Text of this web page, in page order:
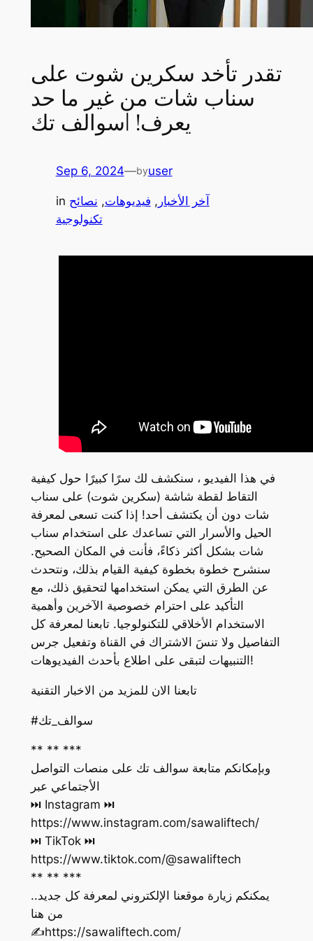
تقدر تأخد سكرين شوت على
سناب شات من غير ما حد
يعرف! |سوالف تك
Sep 6, 2024—byuser
in آخر الأخبار , فيديوهات, نصائح
تكنولوجية
في هذا الفيديو ، سنكشف لك سرًا كبيرًا حول كيفية
التقاط لقطة شاشة (سكرين شوت) على سناب
شات دون أن يكتشف أحد! إذا كنت تسعى لمعرفة
الحيل والأسرار التي تساعدك على استخدام سناب
شات بشكل أكثر ذكاءً، فأنت في المكان الصحيح.
سنشرح خطوة بخطوة كيفية القيام بذلك، ونتحدث
عن الطرق التي يمكن استخدامها لتحقيق ذلك، مع
التأكيد على احترام خصوصية الآخرين وأهمية
الاستخدام الأخلاقي للتكنولوجيا. تابعنا لمعرفة كل
التفاصيل ولا تنسَ الاشتراك في القناة وتفعيل جرس
التنبيهات لتبقى على اطلاع بأحدث الفيديوهات!
تابعنا الان للمزيد من الاخبار التقنية
#سوالف_تك
** ** ***
وبإمكانكم متابعة سوالف تك على منصات التواصل
الأجتماعي عبر
https://www.instagram.com/sawaliftech/
https://www.tiktok.com/@sawaliftech
** ** ***
يمكنكم زيارة موقعنا الإلكتروني لمعرفة كل جديد..
من هنا
‏✍️https://sawaliftech.com/